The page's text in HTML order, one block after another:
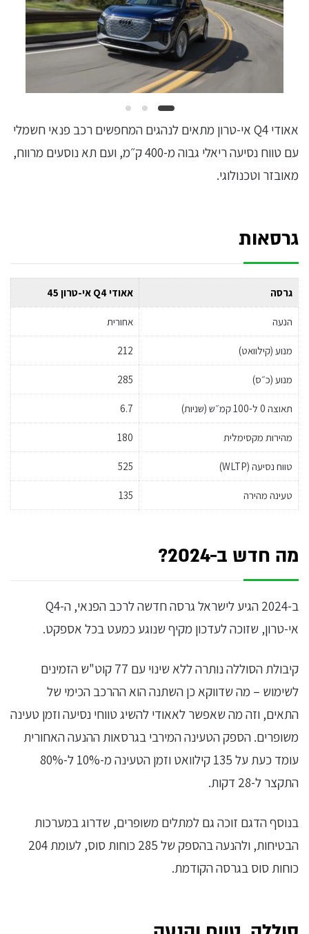
אאודי Q4 אי-טרון מתאים לנהגים המחפשים רכב פנאי חשמלי
עם טווח נסיעה ריאלי גבוה מ-400 ק״מ, ועם תא נוסעים מרווח,
מאובזר וטכנולוגי.
גרסאות
גרסה אאודי Q4 אי-טרון 45
הנעה אחורית
מנוע (קילוואט) 212
מנוע (כ״ס) 285
תאוצה 0 ל-100 קמ״ש (שניות) 6.7
מהירות מקסימלית 180
טווח נסיעה (WLTP) 525
טעינה מהירה 135
מה חדש ב-2024?
ב-2024 הגיע לישראל גרסה חדשה לרכב הפנאי, ה-Q4
אי-טרון, שזוכה לעדכון מקיף שנוגע כמעט בכל אספקט.
קיבולת הסוללה נותרה ללא שינוי עם 77 קוט"ש הזמינים
לשימוש – מה שדווקא כן השתנה הוא ההרכב הכימי של
התאים, וזה מה שאפשר לאאודי להשיג טווחי נסיעה וזמן טעינה
משופרים. הספק הטעינה המירבי בגרסאות ההנעה האחורית
עומד כעת על 135 קילוואט וזמן הטעינה מ-10% ל-80%
התקצר ל-28 דקות.
בנוסף הדגם זוכה גם למתלים משופרים, שדרוג במערכות
הבטיחות, ולהנעה בהספק של 285 כוחות סוס, לעומת 204
כוחות סוס בגרסה הקודמת.